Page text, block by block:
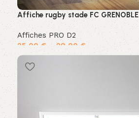
Affiche rugby stade FC GRENOBLE
Affiches PRO D2
25,00€–29,00€